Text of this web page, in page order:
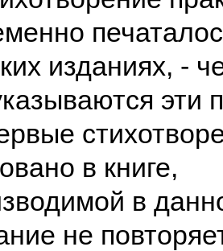
изданиях, -
эти
в книге,
в
не